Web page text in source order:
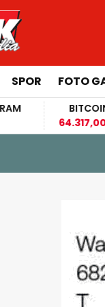
SPOR FOTO
BITCOIN
64.317,00-